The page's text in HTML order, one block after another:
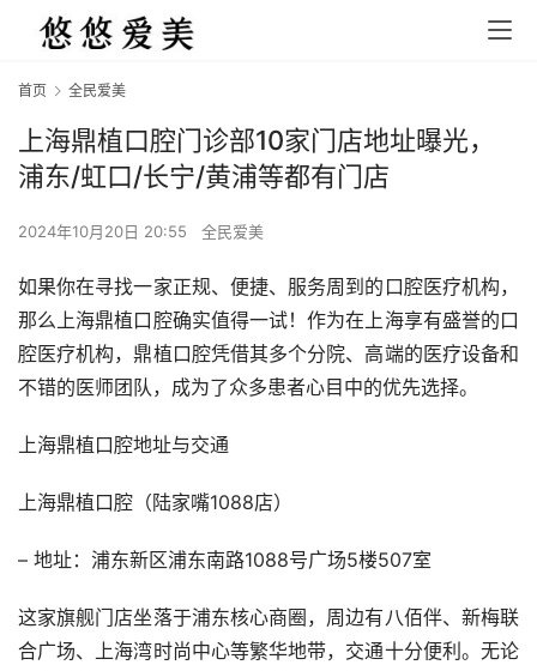
首页 全民爱美
上海鼎植口腔门诊部10家门店地址曝光，
浦东/虹口/长宁/黄浦等都有门店
2024年10月20日 20:55 全民爱美
如果你在寻找一家正规、便捷、服务周到的口腔医疗机构，
那么上海鼎植口腔确实值得一试！作为在上海享有盛誉的口
腔医疗机构，鼎植口腔凭借其多个分院、高端的医疗设备和
不错的医师团队，成为了众多患者心目中的优先选择。
上海鼎植口腔地址与交通
上海鼎植口腔（陆家嘴1088店）
– 地址：浦东新区浦东南路1088号广场5楼507室
这家旗舰门店坐落于浦东核心商圈，周边有八佰伴、新梅联
合广场、上海湾时尚中心等繁华地带，交通十分便利。无论